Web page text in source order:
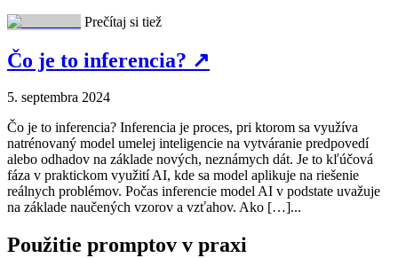
Prečítaj si tiež
Čo je to inferencia? ↗
5. septembra 2024
Čo je to inferencia? Inferencia je proces, pri ktorom sa využíva
natrénovaný model umelej inteligencie na vytváranie predpovedí
alebo odhadov na základe nových, neznámych dát. Je to kľúčová
fáza v praktickom využití AI, kde sa model aplikuje na riešenie
reálnych problémov. Počas inferencie model AI v podstate uvažuje
na základe naučených vzorov a vzťahov. Ako […]...
Použitie promptov v praxi